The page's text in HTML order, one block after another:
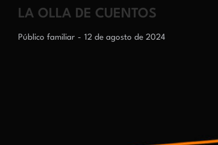
LA OLLA DE CUENTOS
Público familiar 12 de agosto de 2024